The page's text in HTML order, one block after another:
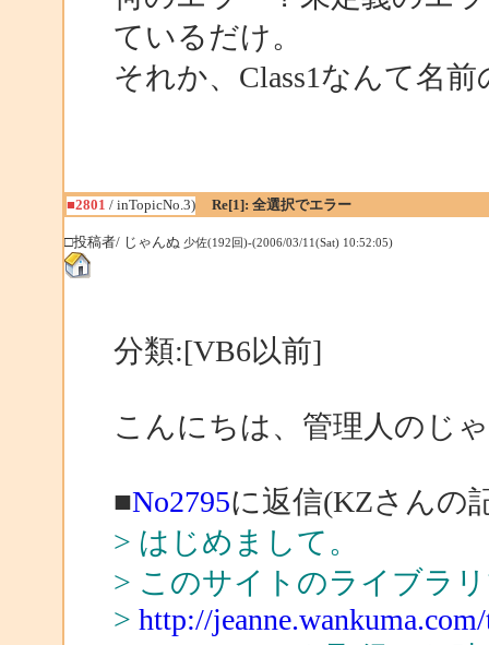
ているだけ。
それか、Class1なんて名
■2801 / inTopicNo.3) Re[1]: 全選択でエラー
□投稿者/ じゃんぬ 少佐(192回)-(2006/03/11(Sat) 10:52:05)
分類:[VB6以前]
こんにちは、管理人のじ
■No2795に返信(KZさんの
> はじめまして。
> このサイトのライブラ
> http://